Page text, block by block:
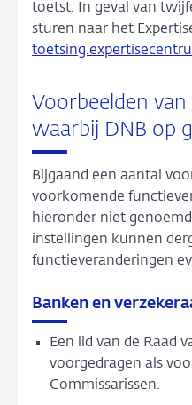
toetst. In geval van
sturen naar het
Voorbeelden
waarbij DNB op
Bijgaand een aantal
voorkomende
hieronder niet
instellingen kunnen
functieveranderingen
Banken en
Een lid van de Raad
voorgedragen als
Commissarissen.